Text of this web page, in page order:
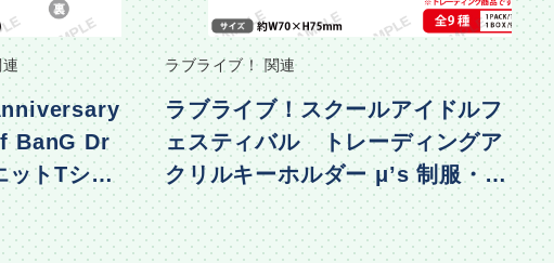
BanG Dr
トTシャ
ラブライブ！ 関連
ラブライブ！スクールアイドルフ
ェスティバル トレーディングア
クリルキーホルダー μ’s 制服・水
着ver.